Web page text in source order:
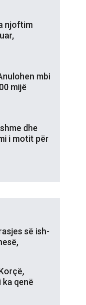
njoftim
mbi
mijë
dhe
i motit për
së ish-
qenë